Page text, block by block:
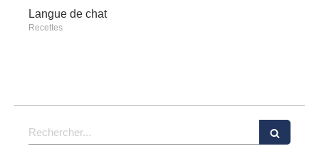
Langue de chat
Recettes
Rechercher